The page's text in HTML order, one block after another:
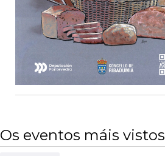
Os eventos máis vistos